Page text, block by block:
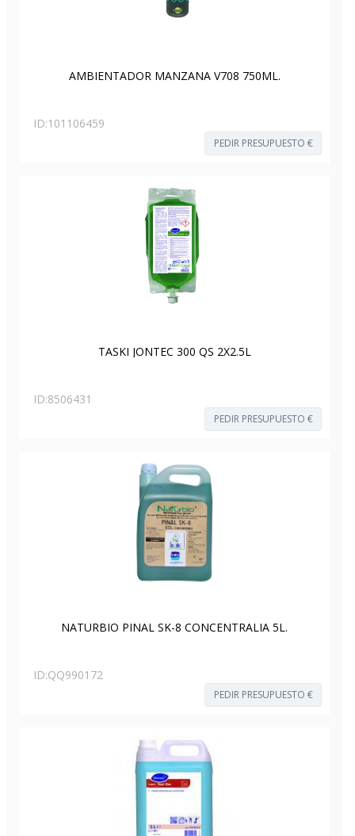
AMBIENTADOR MANZANA V708 750ML.
ID:101106459
PEDIR PRESUPUESTO €
TASKI JONTEC 300 QS 2X2.5L
ID:8506431
PEDIR PRESUPUESTO €
NATURBIO PINAL SK-8 CONCENTRALIA 5L.
ID:QQ990172
PEDIR PRESUPUESTO €